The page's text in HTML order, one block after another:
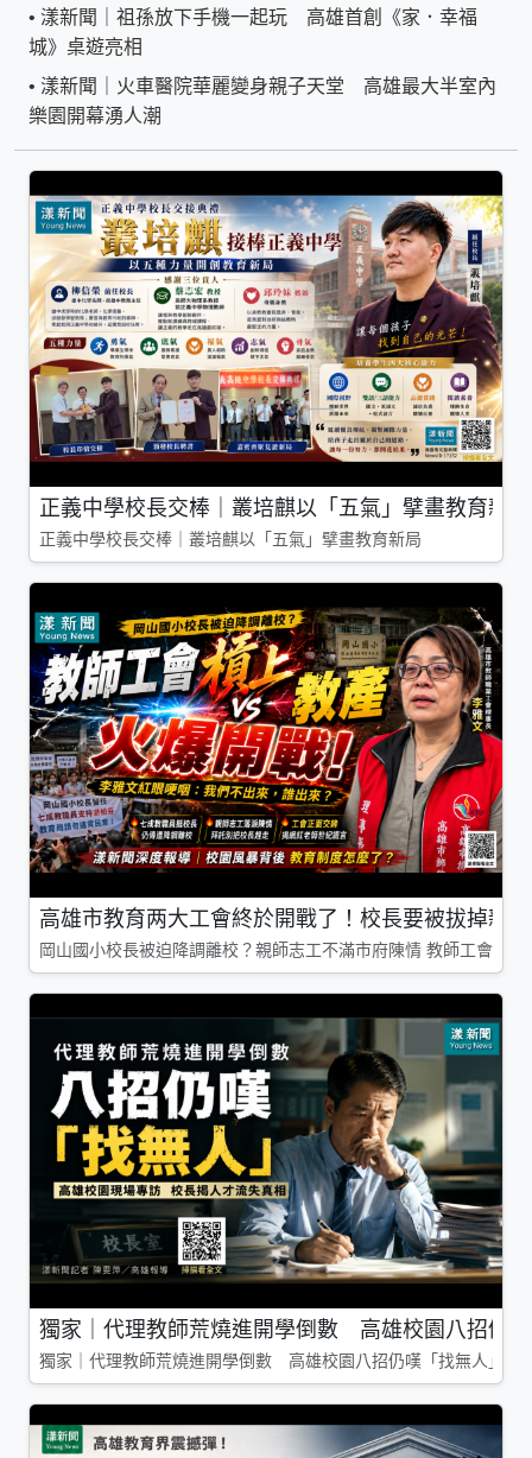
• 漾新聞｜祖孫放下手機一起玩 高雄首創《家．幸福
城》桌遊亮相
• 漾新聞｜火車醫院華麗變身親子天堂 高雄最大半室內
樂園開幕湧人潮
正義中學校長交棒｜叢培麒以「五氣」擘畫教育新局
正義中學校長交棒｜叢培麒以「五氣」擘畫教育新局
高雄市教育两大工會終於開戰了！校長要被拔掉親
岡山國小校長被迫降調離校？親師志工不滿市府陳情 教師工會槓
獨家｜代理教師荒燒進開學倒數 高雄校園八招仍
獨家｜代理教師荒燒進開學倒數 高雄校園八招仍嘆「找無人」